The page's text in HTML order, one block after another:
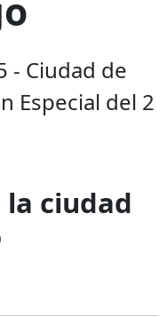
- Ciudad de
Especial del 2
la ciudad